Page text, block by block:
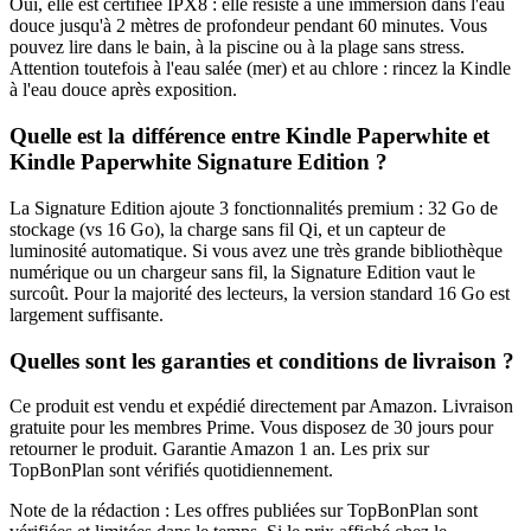
Oui, elle est certifiée IPX8 : elle résiste à une immersion dans l'eau
douce jusqu'à 2 mètres de profondeur pendant 60 minutes. Vous
pouvez lire dans le bain, à la piscine ou à la plage sans stress.
Attention toutefois à l'eau salée (mer) et au chlore : rincez la Kindle
à l'eau douce après exposition.
Quelle est la différence entre Kindle Paperwhite et
Kindle Paperwhite Signature Edition ?
La Signature Edition ajoute 3 fonctionnalités premium : 32 Go de
stockage (vs 16 Go), la charge sans fil Qi, et un capteur de
luminosité automatique. Si vous avez une très grande bibliothèque
numérique ou un chargeur sans fil, la Signature Edition vaut le
surcoût. Pour la majorité des lecteurs, la version standard 16 Go est
largement suffisante.
Quelles sont les garanties et conditions de livraison ?
Ce produit est vendu et expédié directement par Amazon. Livraison
gratuite pour les membres Prime. Vous disposez de 30 jours pour
retourner le produit. Garantie Amazon 1 an. Les prix sur
TopBonPlan sont vérifiés quotidiennement.
Note de la rédaction : Les offres publiées sur TopBonPlan sont